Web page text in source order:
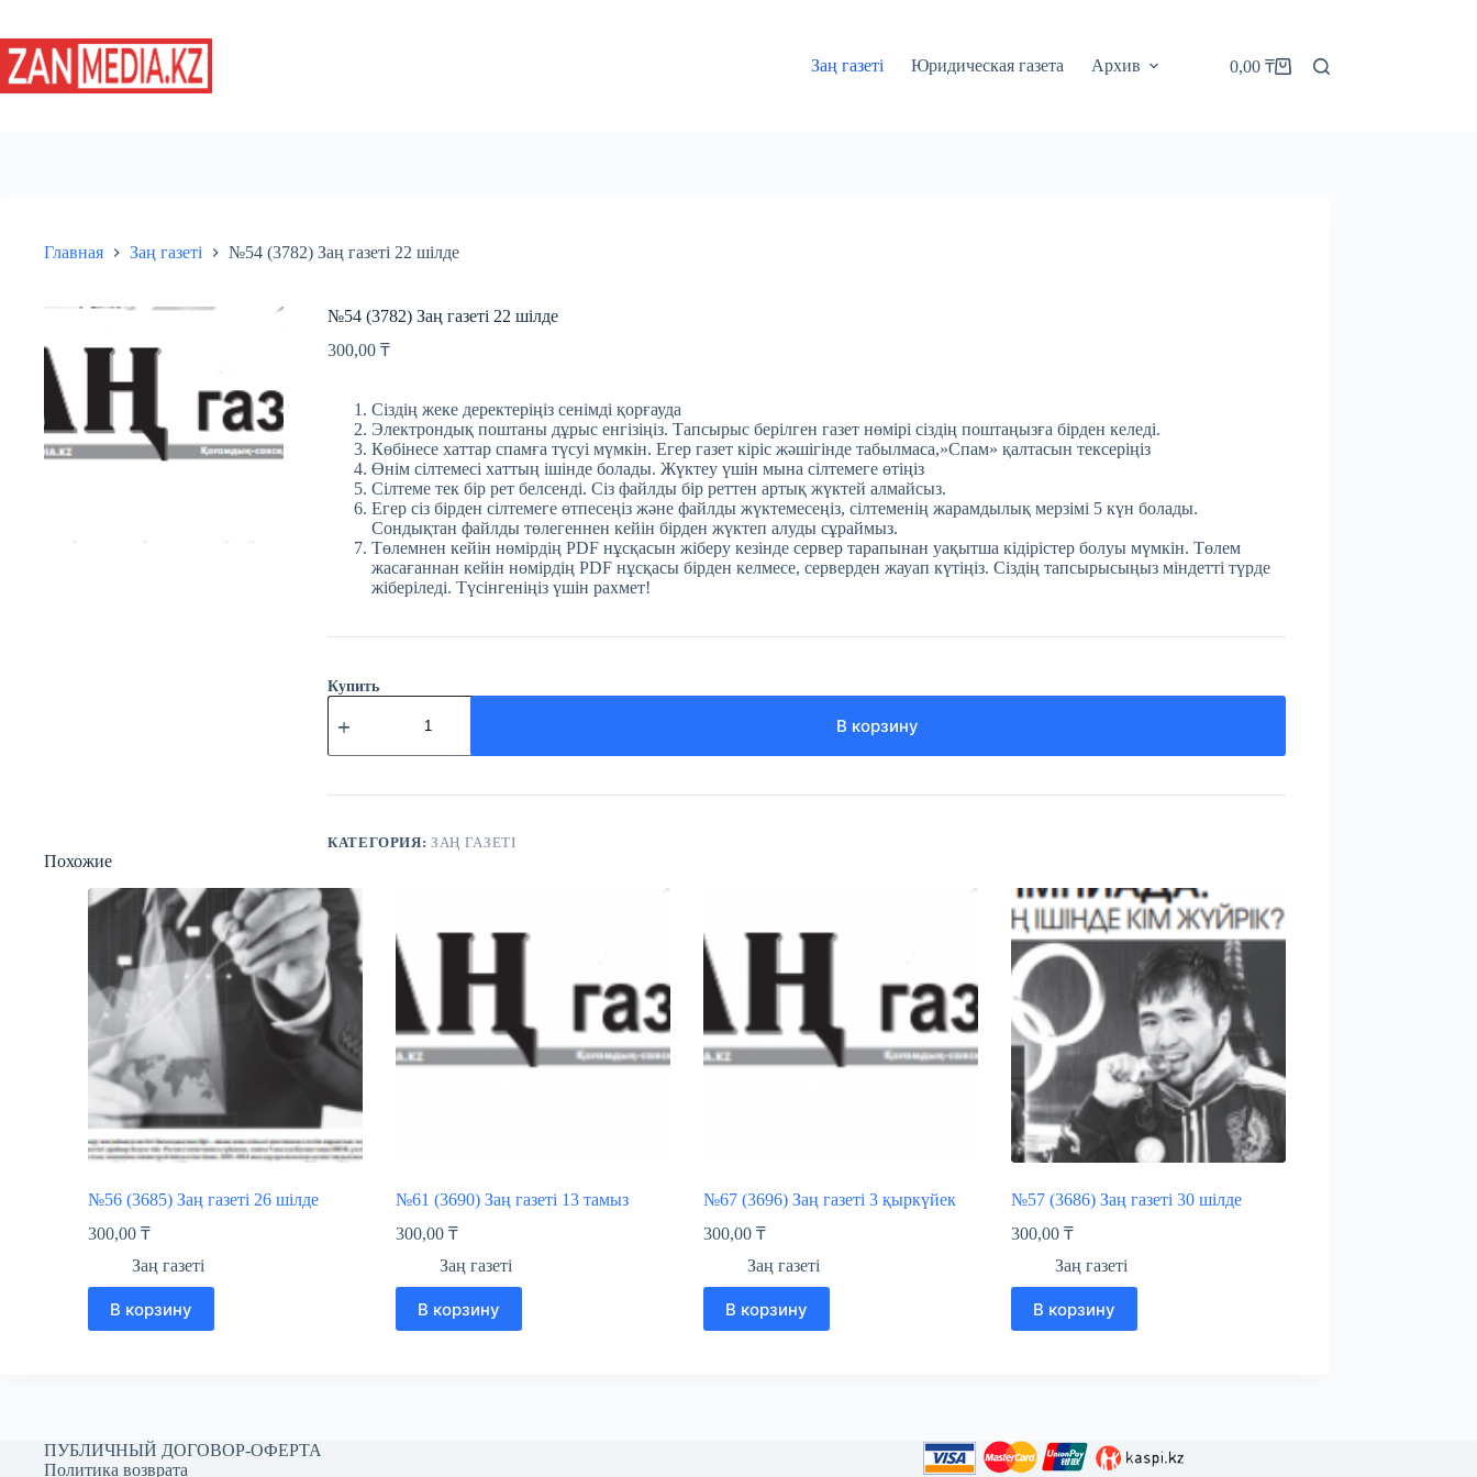
сути
Заң газеті
Юридическая газета Архив Корзина
0,00 ₸
Главная Заң газеті №54 (3782) Заң газеті 22 шілде
№54 (3782) Заң газеті 22 шілде
300,00 ₸
Сіздің жеке деректеріңіз сенімді қорғауда
Электрондық поштаны дұрыс енгізіңіз. Тапсырыс берілген газет нөмірі сіздің поштаңызға бірден келеді.
Көбінесе хаттар спамға түсуі мүмкін. Егер газет кіріс жәшігінде табылмаса,»Спам» қалтасын тексеріңіз
Өнім сілтемесі хаттың ішінде болады. Жүктеу үшін мына сілтемеге өтіңіз
Сілтеме тек бір рет белсенді. Сіз файлды бір реттен артық жүктей алмайсыз.
Егер сіз бірден сілтемеге өтпесеңіз және файлды жүктемесеңіз, сілтеменің жарамдылық мерзімі 5 күн болады.
Сондықтан файлды төлегеннен кейін бірден жүктеп алуды сұраймыз.
Төлемнен кейін нөмірдің PDF нұсқасын жіберу кезінде сервер тарапынан уақытша кідірістер болуы мүмкін. Төлем
жасағаннан кейін нөмірдің PDF нұсқасы бірден келмесе, серверден жауап күтіңіз. Сіздің тапсырысыңыз міндетті түрде
жіберіледі. Түсінгеніңіз үшін рахмет!
Купить
Количество
товара
(3782)
газеті
шілде
В корзину
КАТЕГОРИЯ:ЗАҢ ГАЗЕТІ
Похожие
№56 (3685) Заң газеті 26 шілде
300,00 ₸
Заң газеті
В корзину
№61 (3690) Заң газеті 13 тамыз
300,00 ₸
Заң газеті
В корзину
№67 (3696) Заң газеті 3 қыркүйек
300,00 ₸
Заң газеті
В корзину
№57 (3686) Заң газеті 30 шілде
300,00 ₸
Заң газеті
В корзину
ПУБЛИЧНЫЙ ДОГОВОР-ОФЕРТА
Политика возврата